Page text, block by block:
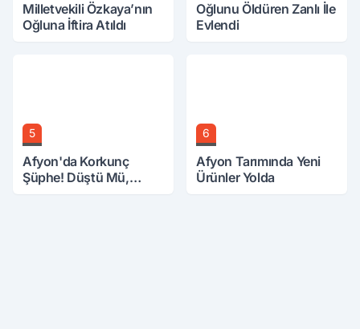
Milletvekili Özkaya’nın
Oğluna İftira Atıldı
Oğlunu Öldüren Zanlı İle
Evlendi
5
Afyon'da Korkunç
Şüphe! Düştü Mü,
6
Afyon Tarımında Yeni
Ürünler Yolda